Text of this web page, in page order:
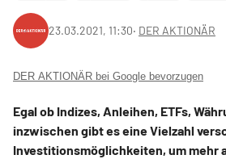
23.03.2021, 11:30‧ DER AKTIONÄR
DER AKTIONÄR bei Google bevorzugen
Egal ob Indizes, Anleihen, ETFs,
inzwischen gibt es eine Vielzahl
Investitionsmöglichkeiten, um mehr